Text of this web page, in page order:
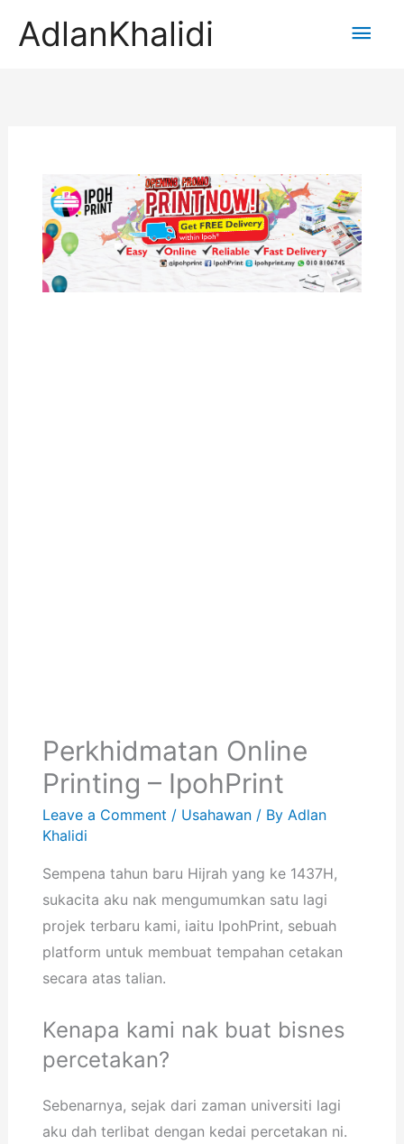
AdlanKhalidi
Main
Perkhidmatan Online
Printing – IpohPrint
Leave a Comment / Usahawan / ByAdlan
Khalidi
Sempena tahun baru Hijrah yang ke 1437H,
sukacita aku nak mengumumkan satu lagi
projek terbaru kami, iaitu IpohPrint, sebuah
platform untuk membuat tempahan cetakan
secara atas talian.
Kenapa kami nak buat bisnes
percetakan?
Sebenarnya, sejak dari zaman universiti lagi
aku dah terlibat dengan kedai percetakan ni.